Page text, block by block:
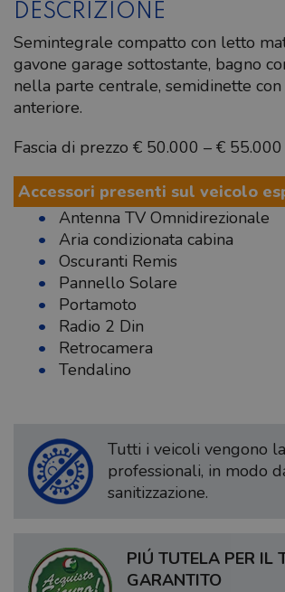
DESCRIZIONE
Semintegrale compatto con letto
gavone garage sottostante, bagno
nella parte centrale, semidinette
anteriore.
Fascia di prezzo € 50.000 – € 55.000
Accessori presenti sul veicolo
Antenna TV Omnidirezionale
Aria condizionata cabina
Oscuranti Remis
Pannello Solare
Portamoto
Radio 2 Din
Retrocamera
Tendalino
Tutti i veicoli vengono
professionali, in modo
sanitizzazione.
PIÚ TUTELA PER IL
GARANTITO